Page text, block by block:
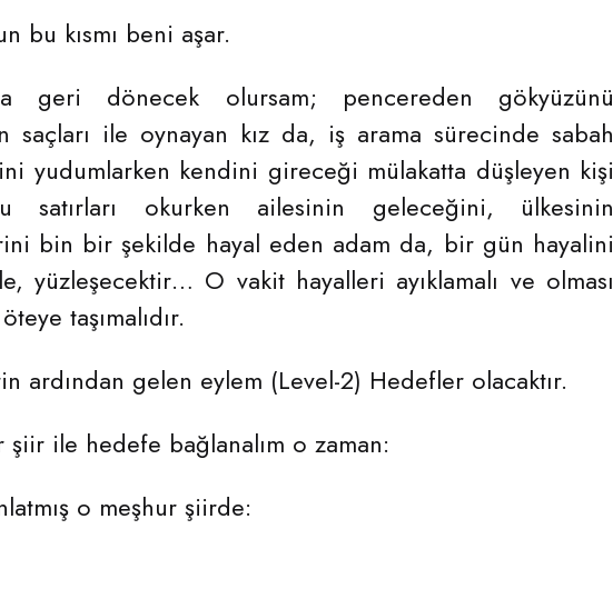
bu kısmı beni aşar.
geri dönecek olursam; pencereden gökyüzünü
saçları ile oynayan kız da, iş arama sürecinde sabah
yudumlarken kendini gireceği mülakatta düşleyen kişi
satırları okurken ailesinin geleceğini, ülkesinin
bin bir şekilde hayal eden adam da, bir gün hayalini
yüzleşecektir… O vakit hayalleri ayıklamalı ve olması
taşımalıdır.
ardından gelen eylem (Level-2) Hedefler olacaktır.
şiir ile hedefe bağlanalım o zaman:
o meşhur şiirde: